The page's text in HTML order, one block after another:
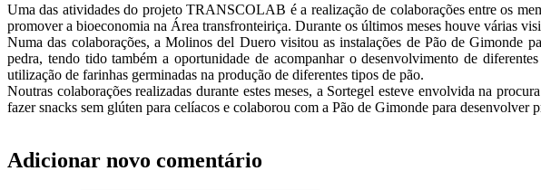
Uma das atividades do projeto TRANSCOLAB é a realização de colaborações entre os
promover a bioeconomia na Área transfronteiriça. Durante os últimos meses houve várias
Numa das colaborações, a Molinos del Duero visitou as instalações de Pão de Gimonde
pedra, tendo tido também a oportunidade de acompanhar o desenvolvimento de
utilização de farinhas germinadas na produção de diferentes tipos de pão.
Noutras colaborações realizadas durante estes meses, a Sortegel esteve envolvida na
fazer snacks sem glúten para celíacos e colaborou com a Pão de Gimonde para desenvolver
Adicionar novo comentário